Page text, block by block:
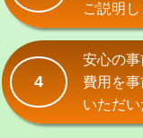
給水管工事※（ホー
給水管工事※（バ
給水管工事※（支
給水管工事※（保
ご説明し
4
安心の事
費用を
いただい